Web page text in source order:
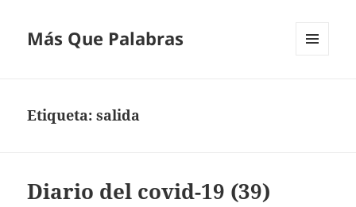
Más Que Palabras
Etiqueta:salida
Diario del covid-19 (39)